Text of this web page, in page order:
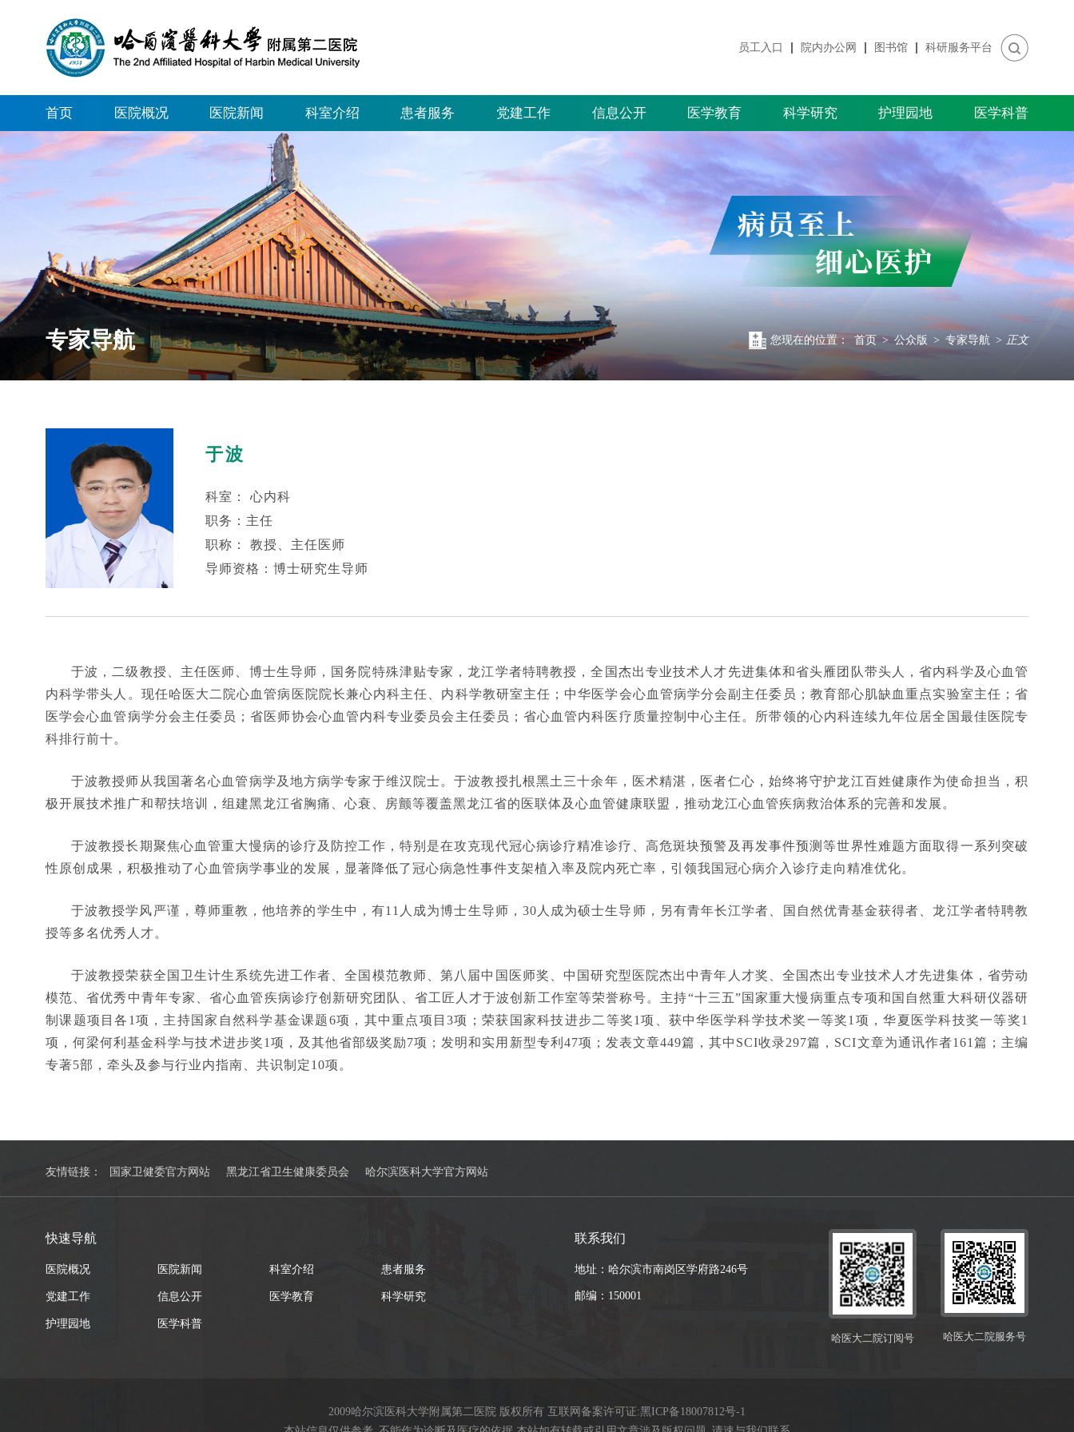
员工入口 院内办公网 图书馆 科研服务平台
首页 医院概况 医院新闻 科室介绍 患者服务 党建工作 信息公开 医学教育 科学研究 护理园地 医学科普
专家导航 您现在的位置： 首页 > 公众版 > 专家导航 > 正文
于波
科室： 心内科
职务：主任
职称： 教授、主任医师
导师资格：博士研究生导师
于波，二级教授、主任医师、博士生导师，国务院特殊津贴专家，龙江学者特聘教授，全国杰出专业技术人才先进集体和省头雁团队带头人，省内科学及心血管
内科学带头人。现任哈医大二院心血管病医院院长兼心内科主任、内科学教研室主任；中华医学会心血管病学分会副主任委员；教育部心肌缺血重点实验室主任；省
医学会心血管病学分会主任委员；省医师协会心血管内科专业委员会主任委员；省心血管内科医疗质量控制中心主任。所带领的心内科连续九年位居全国最佳医院专
科排行前十。
于波教授师从我国著名心血管病学及地方病学专家于维汉院士。于波教授扎根黑土三十余年，医术精湛，医者仁心，始终将守护龙江百姓健康作为使命担当，积
极开展技术推广和帮扶培训，组建黑龙江省胸痛、心衰、房颤等覆盖黑龙江省的医联体及心血管健康联盟，推动龙江心血管疾病救治体系的完善和发展。
于波教授长期聚焦心血管重大慢病的诊疗及防控工作，特别是在攻克现代冠心病诊疗精准诊疗、高危斑块预警及再发事件预测等世界性难题方面取得一系列突破
性原创成果，积极推动了心血管病学事业的发展，显著降低了冠心病急性事件支架植入率及院内死亡率，引领我国冠心病介入诊疗走向精准优化。
于波教授学风严谨，尊师重教，他培养的学生中，有11人成为博士生导师，30人成为硕士生导师，另有青年长江学者、国自然优青基金获得者、龙江学者特聘教
授等多名优秀人才。
于波教授荣获全国卫生计生系统先进工作者、全国模范教师、第八届中国医师奖、中国研究型医院杰出中青年人才奖、全国杰出专业技术人才先进集体，省劳动
模范、省优秀中青年专家、省心血管疾病诊疗创新研究团队、省工匠人才于波创新工作室等荣誉称号。主持“十三五”国家重大慢病重点专项和国自然重大科研仪器研
制课题项目各1项，主持国家自然科学基金课题6项，其中重点项目3项；荣获国家科技进步二等奖1项、获中华医学科学技术奖一等奖1项，华夏医学科技奖一等奖1
项，何梁何利基金科学与技术进步奖1项，及其他省部级奖励7项；发明和实用新型专利47项；发表文章449篇，其中SCI收录297篇，SCI文章为通讯作者161篇；主编
专著5部，牵头及参与行业内指南、共识制定10项。
友情链接： 国家卫健委官方网站 黑龙江省卫生健康委员会 哈尔滨医科大学官方网站
快速导航
医院概况 医院新闻 科室介绍 患者服务
党建工作 信息公开 医学教育 科学研究
护理园地 医学科普
联系我们
地址：哈尔滨市南岗区学府路246号
邮编：150001
哈医大二院订阅号 哈医大二院服务号
2009哈尔滨医科大学附属第二医院 版权所有 互联网备案许可证:黑ICP备18007812号-1